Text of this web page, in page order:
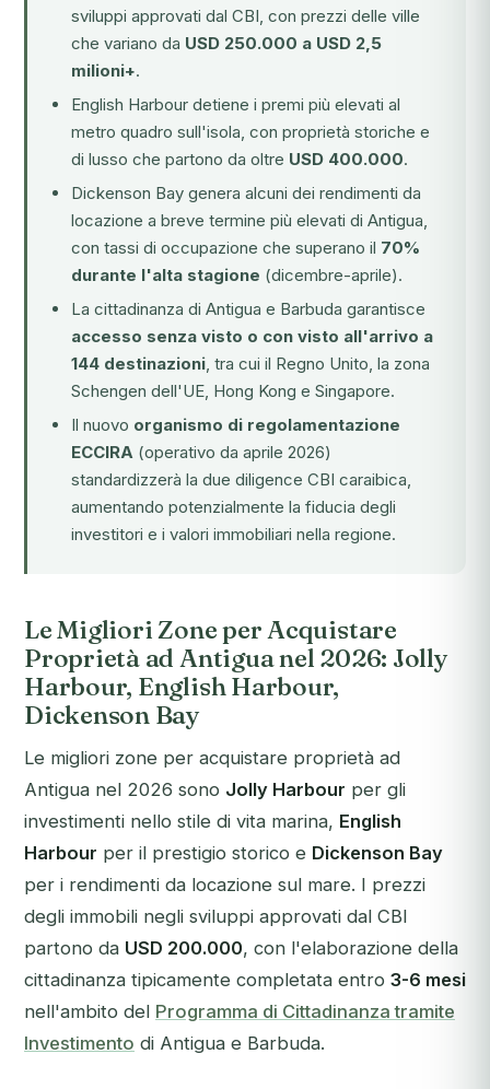
sviluppi approvati dal CBI, con prezzi delle ville
che variano da USD 250.000 a USD 2,5
milioni+.
English Harbour detiene i premi più elevati al
metro quadro sull'isola, con proprietà storiche e
di lusso che partono da oltre USD 400.000.
Dickenson Bay genera alcuni dei rendimenti da
locazione a breve termine più elevati di Antigua,
con tassi di occupazione che superano il 70%
durante l'alta stagione (dicembre-aprile).
La cittadinanza di Antigua e Barbuda garantisce
accesso senza visto o con visto all'arrivo a
144 destinazioni, tra cui il Regno Unito, la zona
Schengen dell'UE, Hong Kong e Singapore.
Il nuovo organismo di regolamentazione
ECCIRA (operativo da aprile 2026)
standardizzerà la due diligence CBI caraibica,
aumentando potenzialmente la fiducia degli
investitori e i valori immobiliari nella regione.
Le Migliori Zone per Acquistare
Proprietà ad Antigua nel 2026: Jolly
Harbour, English Harbour,
Dickenson Bay
Le migliori zone per acquistare proprietà ad
Antigua nel 2026 sono Jolly Harbour per gli
investimenti nello stile di vita marina, English
Harbour per il prestigio storico e Dickenson Bay
per i rendimenti da locazione sul mare. I prezzi
degli immobili negli sviluppi approvati dal CBI
partono da USD 200.000, con l'elaborazione della
cittadinanza tipicamente completata entro 3-6 mesi
nell'ambito del Programma di Cittadinanza tramite
Investimento di Antigua e Barbuda.